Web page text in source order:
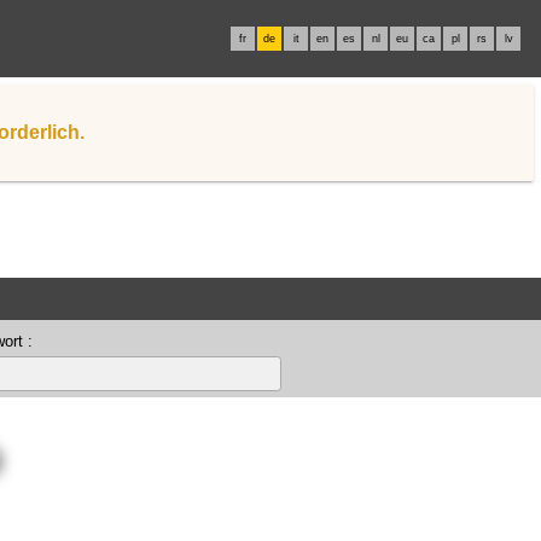
fr de it en es nl eu ca pl rs lv
: